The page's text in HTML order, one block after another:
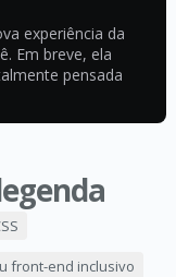
experiência da
Em breve, ela
pensada
front-end inclusivo